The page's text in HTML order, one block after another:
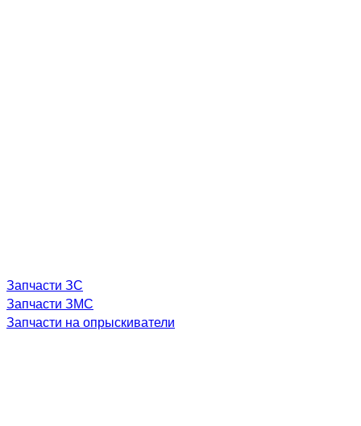
Запчасти ЗС
Запчасти ЗМС
Запчасти на опрыскиватели